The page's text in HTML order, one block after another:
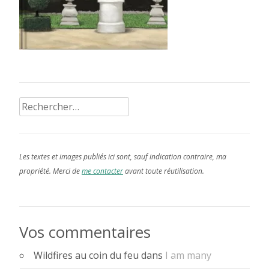
Rechercher :
Les textes et images publiés ici sont, sauf indication contraire, ma
propriété. Merci deme contacteravant toute réutilisation.
Vos commentaires
Wildfires au coin du feu dans I am many